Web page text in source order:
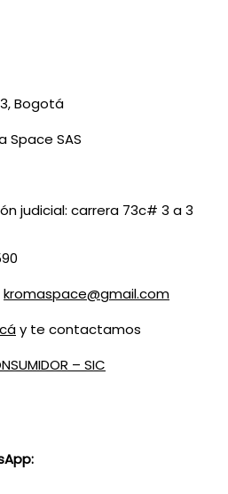
Bogotá
Space SAS
judicial: carrera 73c# 3 a 3
kromaspace@gmail.com
y te contactamos
– SIC